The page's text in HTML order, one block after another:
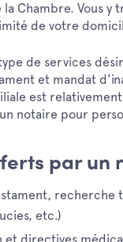
Chambre. Vous
de votre
de services
et mandat
est
notaire pour
par un
recherche
etc.)